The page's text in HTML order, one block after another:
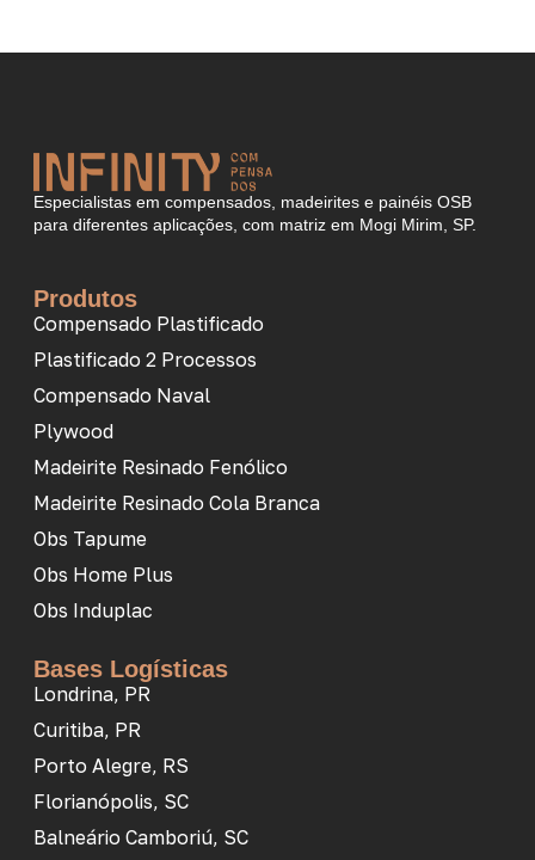
Especialistas em compensados, madeirites e painéis OSB
para diferentes aplicações, com matriz em Mogi Mirim, SP.
Produtos
Compensado Plastificado
Plastificado 2 Processos
Compensado Naval
Plywood
Madeirite Resinado Fenólico
Madeirite Resinado Cola Branca
Obs Tapume
Obs Home Plus
Obs Induplac
Bases Logísticas
Londrina, PR
Curitiba, PR
Porto Alegre, RS
Florianópolis, SC
Balneário Camboriú, SC